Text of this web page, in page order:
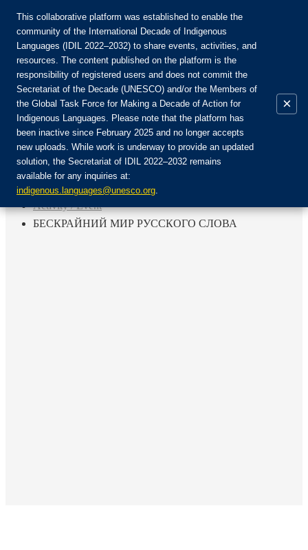
Join the Community:
Login
EN
FR
ES
RU
Home
Activity / Event
БЕСКРАЙНИЙ МИР РУССКОГО СЛОВА
This collaborative platform was established to enable the
community of the International Decade of Indigenous
Languages (IDIL 2022–2032) to share events, activities, and
resources. The content published on the platform is the
responsibility of registered users and does not commit the
Secretariat of the Decade (UNESCO) and/or the Members of
the Global Task Force for Making a Decade of Action for
Indigenous Languages. Please note that the platform has
been inactive since February 2025 and no longer accepts
new uploads. While work is underway to provide an updated
solution, the Secretariat of IDIL 2022–2032 remains
available for any inquiries at:
indigenous.languages@unesco.org.
×